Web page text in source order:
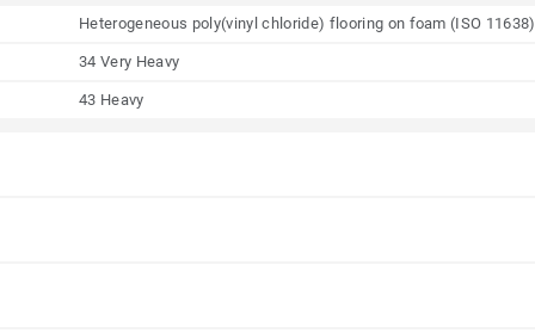
Heterogeneous poly(vinyl chloride) flooring on foam (ISO 11638)
34 Very Heavy
43 Heavy